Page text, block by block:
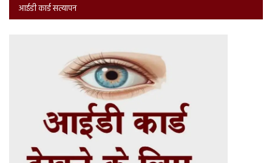
आईडी कार्ड सत्यापन